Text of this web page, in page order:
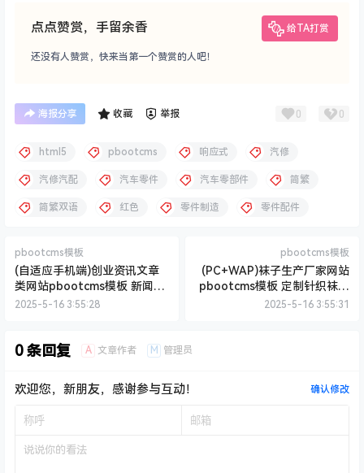
点点赞赏，手留余香 给TA打赏
还没有人赞赏，快来当第一个赞赏的人吧！
海报分享 收藏 举报 0 0
html5 pbootcms 响应式 汽修
汽修汽配 汽车零件 汽车零部件 简繁
简繁双语 红色 零件制造 零件配件
pbootcms模板
(自适应手机端)创业资讯文章
类网站pbootcms模板 新闻个
人博客网站源码下载
2025-5-16 3:55:28
pbootcms模板
(PC+WAP)袜子生产厂家网站
pbootcms模板 定制针织袜业
网站源码下载
2025-5-16 3:55:31
0 条回复 A 文章作者 M 管理员
欢迎您，新朋友，感谢参与互动！ 确认修改